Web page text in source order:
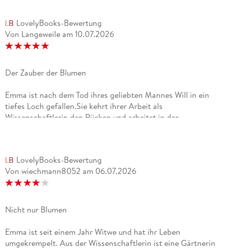
LovelyBooks-Bewertung
Von Langeweile am 10.07.2026
Der Zauber der Blumen
Emma ist nach dem Tod ihres geliebten Mannes Will in ein
tiefes Loch gefallen.Sie kehrt ihrer Arbeit als
Wissenschaftlerin den Rücken und arbeitet in der
einem Vortrag über den sagenumwobenen Dampfer Titanic
einlädt, ist ihre Neugier geweckt? Gab es auf der Titanic
Blumen und wenn ja, wer hat sich darum gekümmert? Immer
ein, wobei sie seltsamerweise durch das Foto einer
entdeckt, eine Täuschung?Das Buch wird nun im Wechsel aus
der Sicht von Emma in der Gegenwart und Violet in der
LovelyBooks-Bewertung
Von wiechmann8052 am 06.07.2026
Nicht nur Blumen
Emma ist seit einem Jahr Witwe und hat ihr Leben
umgekrempelt. Aus der Wissenschaftlerin ist eine Gärtnerin